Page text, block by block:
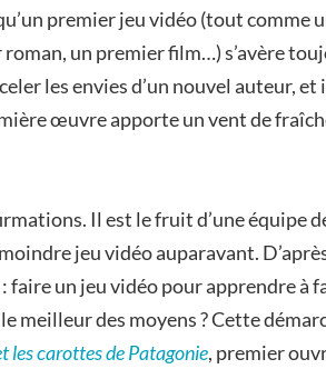
premier jeu vidéo (tout comme
un premier film…) s’avère
les envies d’un nouvel auteur, et
œuvre apporte un vent de
Il est le fruit d’une équipe
jeu vidéo auparavant.
faire un jeu vidéo pour apprendre à
meilleur des moyens ? Cette
les carottes de Patagonie, premier